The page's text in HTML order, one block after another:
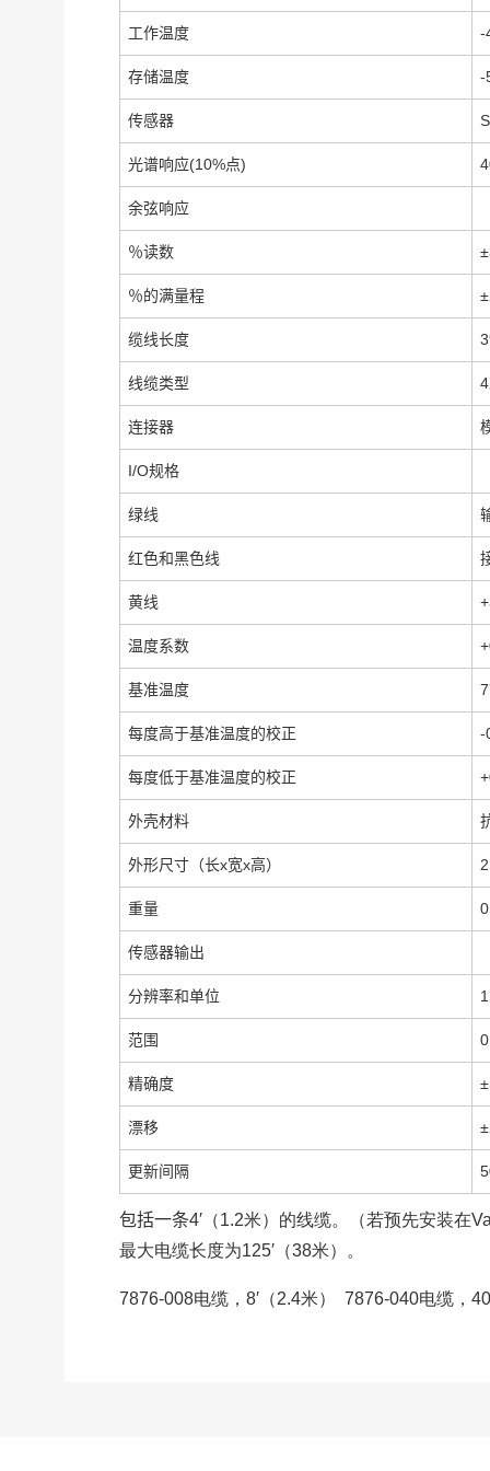
工作温度 -
存储温度 -
传感器
光谱响应(10%点)
余弦响应
％读数
％的满量程
缆线长度
线缆类型
连接器
I/O规格
绿线
红色和黑色线
黄线
温度系数
基准温度
每度高于基准温度的校正 -
每度低于基准温度的校正
外壳材料
外形尺寸（长x宽x高）
重量
传感器输出
分辨率和单位
范围
精确度
漂移
更新间隔
包括一条4′（1.2米）的线缆。（若预先安装在
最大电缆长度为125′（38米）。
7876-008电缆，8′（2.4米） 7876-040电缆，